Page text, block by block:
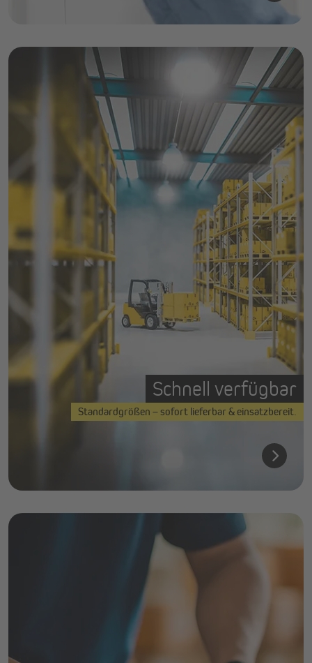
Schnell verfügbar
Standardgrößen – sofort lieferbar & einsatzbereit.